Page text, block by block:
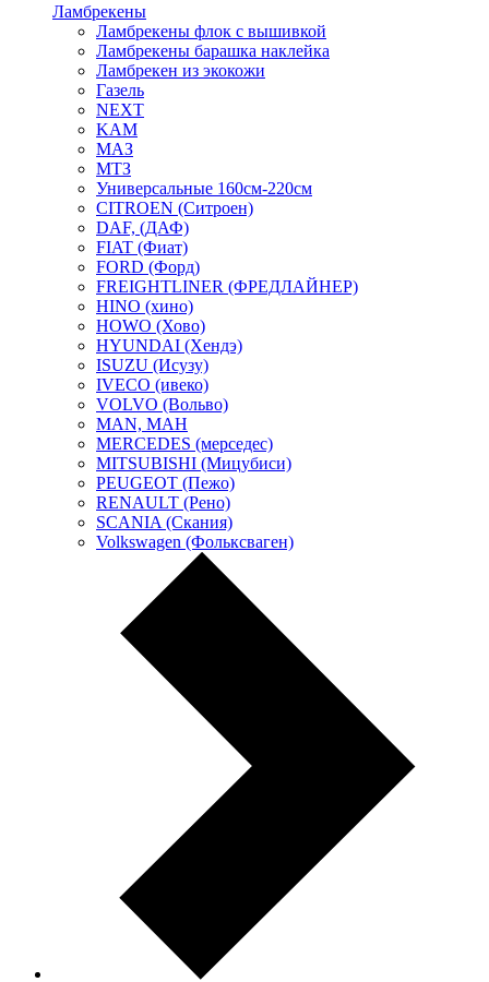
Ламбрекены
Ламбрекены флок с вышивкой
Ламбрекены барашка наклейка
Ламбрекен из экокожи
Газель
NEXT
KAM
МАЗ
МТЗ
Универсальные 160см-220см
CITROEN (Ситроен)
DAF, (ДАФ)
FIAT (Фиат)
FORD (Форд)
FREIGHTLINER (ФРЕДЛАЙНЕР)
HINO (хино)
HOWO (Хово)
HYUNDAI (Хендэ)
ISUZU (Исузу)
IVECO (ивеко)
VOLVO (Вольво)
MAN, МАН
MERCEDES (мерседес)
MITSUBISHI (Мицубиси)
PEUGEOT (Пежо)
RENAULT (Рено)
SCANIA (Скания)
Volkswagen (Фольксваген)